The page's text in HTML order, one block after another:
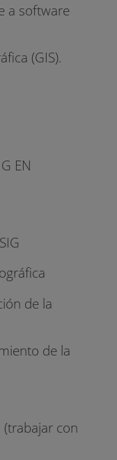
a software
(GIS).
EN
de la
de la
con